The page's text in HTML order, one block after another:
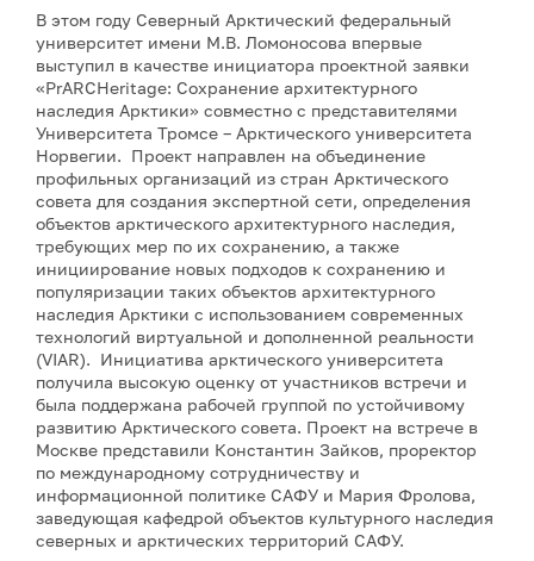
В этом году Северный Арктический федеральный
университет имени М.В. Ломоносова впервые
выступил в качестве инициатора проектной заявки
«PrARCHeritage: Сохранение архитектурного
наследия Арктики» совместно с представителями
Университета Тромсе – Арктического университета
Норвегии. Проект направлен на объединение
профильных организаций из стран Арктического
совета для создания экспертной сети, определения
объектов арктического архитектурного наследия,
требующих мер по их сохранению, а также
инициирование новых подходов к сохранению и
популяризации таких объектов архитектурного
наследия Арктики с использованием современных
технологий виртуальной и дополненной реальности
(VIAR). Инициатива арктического университета
получила высокую оценку от участников встречи и
была поддержана рабочей группой по устойчивому
развитию Арктического совета. Проект на встрече в
Москве представили Константин Зайков, проректор
по международному сотрудничеству и
информационной политике САФУ и Мария Фролова,
заведующая кафедрой объектов культурного наследия
северных и арктических территорий САФУ.